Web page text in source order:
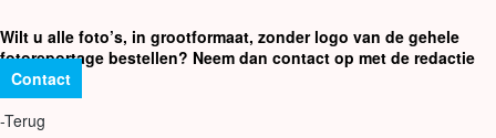
Wilt u alle foto’s, in grootformaat, zonder logo van de gehele
fotoreportage bestellen? Neem dan contact op met de redactie
Contact
-Terug